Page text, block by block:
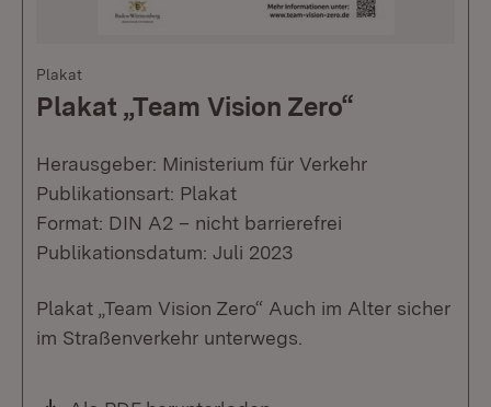
Plakat
Plakat „Team Vision Zero“
Herausgeber: Ministerium für Verkehr
Publikationsart: Plakat
Format: DIN A2 – nicht barrierefrei
Publikationsdatum: Juli 2023
Plakat „Team Vision Zero“ Auch im Alter sicher
im Straßenverkehr unterwegs.